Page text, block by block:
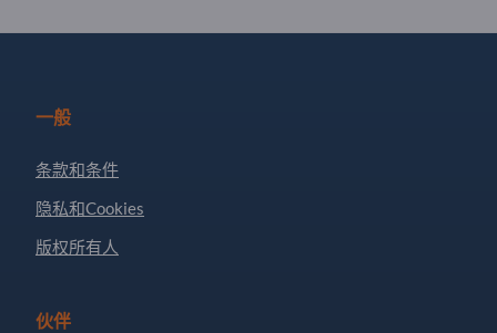
一般
条款和条件
隐私和Cookies
版权所有人
伙伴